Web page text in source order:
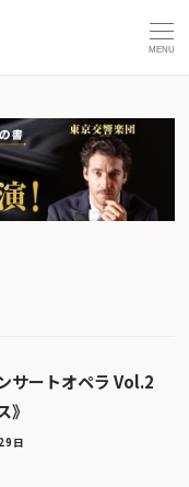
MENU
サートオペラ Vol.2
》
日